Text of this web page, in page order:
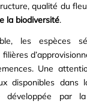
qualité du
la biodiversité.
les espèces
Une
disponibles dans
par la